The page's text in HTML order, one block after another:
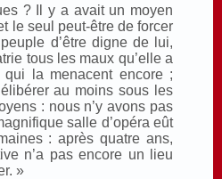
? Il y a avait un moyen
le seul peut-être de forcer
d’être digne de lui,
tous les maux qu’elle a
qui la menacent encore ;
au moins sous les
: nous n’y avons pas
salle d’opéra eût
: après quatre ans,
n’a pas encore un lieu
»